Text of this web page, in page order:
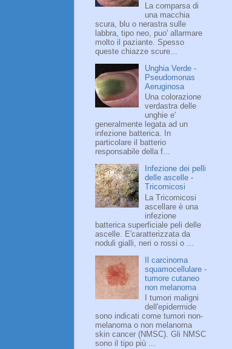
La comparsa di
una macchia
scura, blu o nerastra sulle
labbra, tipo neo, puo' allarmare
molto il paziante. Spesso
queste chiazze scure...
Unghia Verde -
Pseudomonas
Aeruginosa
Una colorazione
verdastra delle
unghie e'
generalmente legata ad un
infezione batterica. In
particolare il batterio
responsabile della f...
Infezione dei pelli
delle ascelle -
Tricomicosi
La Tricomicosi
ascellare è una
infezione
batterica superficiale peli delle
ascelle. E'caratterizzata da
noduli gialli, neri o rossi o ...
Il carcinoma
squamocellulare -
tumore cutaneo
non melanoma
I tumori maligni
dell'epidermide
sono indicati come tumori non-
melanoma o non melanoma
skin cancer (NMSC). Gli NMSC
sono il tipo più ...